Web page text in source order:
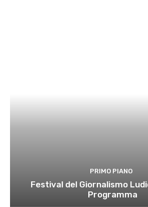
PRIMO PIANO
Festival del Giornalismo
Programma